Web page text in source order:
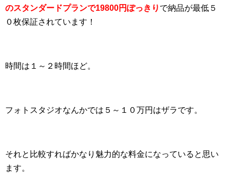
のスタンダードプランで19800円ぽっきり で納品が最低５
０枚保証されています！
時間は１～２時間ほど。
フォトスタジオなんかでは５～１０万円はザラです。
それと比較すればかなり魅力的な料金になっていると思い
ます。